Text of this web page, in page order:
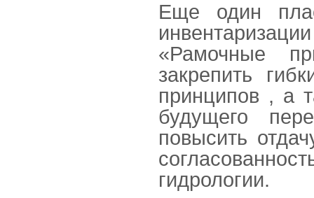
Еще один
«Рамочные
закрепить
принципов , а
будущего
повысить
гидрологии.